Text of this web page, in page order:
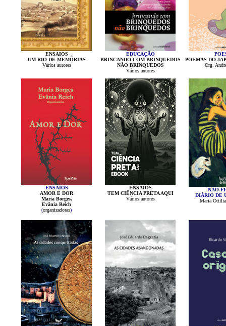
ENSAIOS
UM RIO DE MEMÓRIAS
Vários autores
EDUCAÇÃO
BRINCANDO COM BRINQUEDOS
NÃO BRINQUEDOS
Vários autores
POEMAS DO
Org.
ENSAIOS
AMOR E DOR
Maria Borges,
Evânia Reich
(organizadoras)
ENSAIOS
TEM CIÊNCIA PRETA AQUI
Vários autores
NÃO-
DIÁRIO DE
Maria